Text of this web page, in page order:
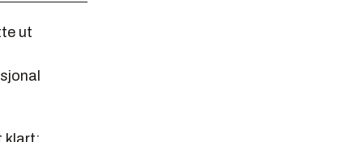
ut
klart: